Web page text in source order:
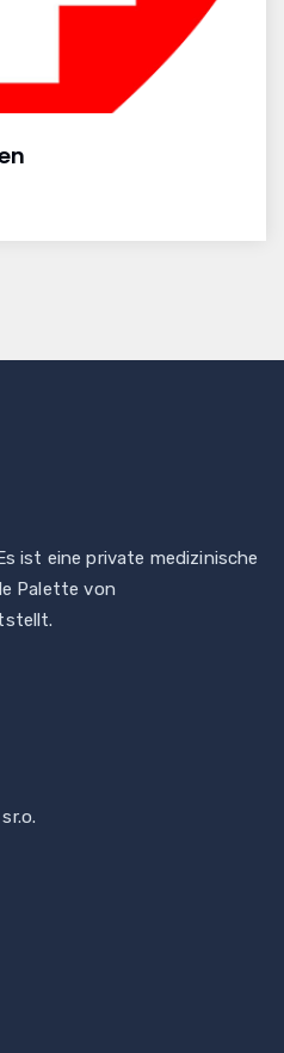
ist eine private medizinische
Palette von